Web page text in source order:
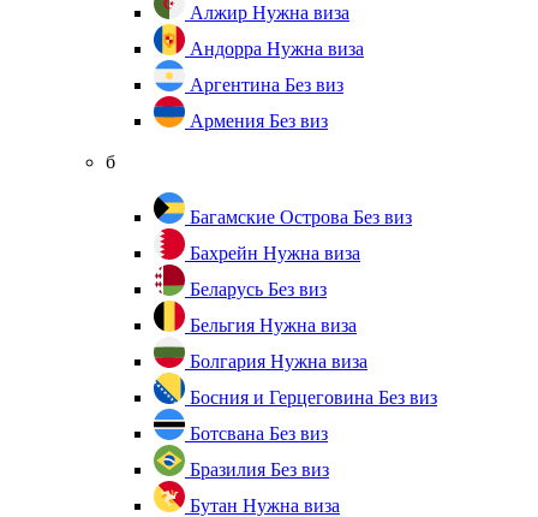
Алжир Нужна виза
Андорра Нужна виза
Аргентина Без виз
Армения Без виз
б
Багамские Острова Без виз
Бахрейн Нужна виза
Беларусь Без виз
Бельгия Нужна виза
Болгария Нужна виза
Босния и Герцеговина Без виз
Ботсвана Без виз
Бразилия Без виз
Бутан Нужна виза